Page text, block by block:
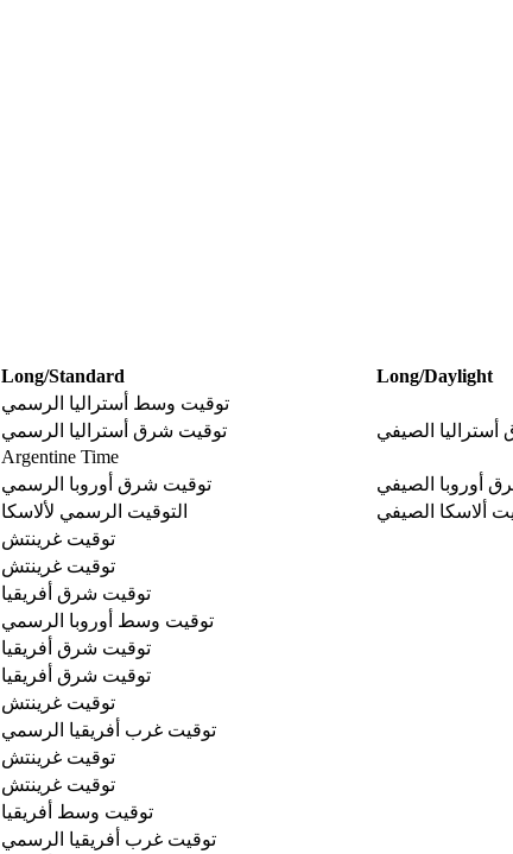
Long/Standard
Long/Daylight
توقيت وسط أستراليا الرسمي
توقيت شرق أستراليا الرسمي
الصيفي
Argentine Time
توقيت شرق أوروبا الرسمي
أوروبا الصيفي
التوقيت الرسمي لألاسكا
ألاسكا الصيفي
توقيت غرينتش
توقيت غرينتش
توقيت شرق أفريقيا
توقيت وسط أوروبا الرسمي
توقيت شرق أفريقيا
توقيت شرق أفريقيا
توقيت غرينتش
توقيت غرب أفريقيا الرسمي
توقيت غرينتش
توقيت غرينتش
توقيت وسط أفريقيا
توقيت غرب أفريقيا الرسمي